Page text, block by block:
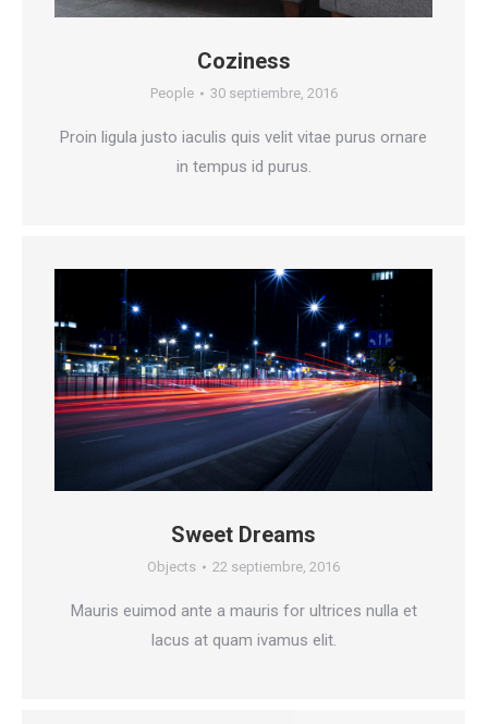
Coziness
People 30 septiembre, 2016
Proin ligula justo iaculis quis velit vitae purus ornare
in tempus id purus.
Sweet Dreams
Objects 22 septiembre, 2016
Mauris euimod ante a mauris for ultrices nulla et
lacus at quam ivamus elit.